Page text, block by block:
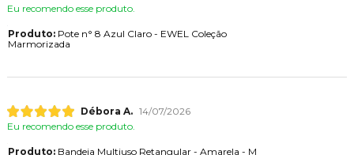
Eu recomendo esse produto.
Produto:Pote n° 8 Azul Claro - EWEL Coleção
Marmorizada
Débora A. 14/07/2026
Eu recomendo esse produto.
Produto:Bandeja Multiuso Retangular - Amarela - M